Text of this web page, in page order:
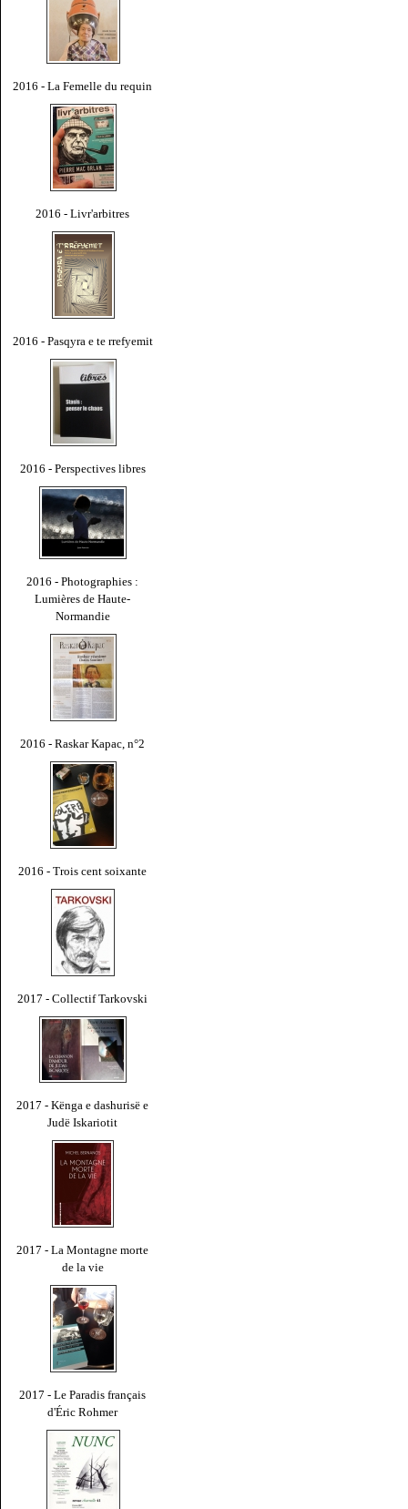
2016 - La Femelle du requin
2016 - Livr'arbitres
2016 - Pasqyra e te rrefyemit
2016 - Perspectives libres
2016 - Photographies :
Lumières de Haute-
Normandie
2016 - Raskar Kapac, n°2
2016 - Trois cent soixante
2017 - Collectif Tarkovski
2017 - Kënga e dashurisë e
Judë Iskariotit
2017 - La Montagne morte
de la vie
2017 - Le Paradis français
d'Éric Rohmer